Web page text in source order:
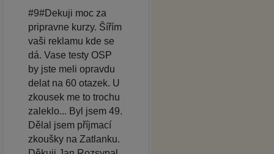
#9#Dekuji moc za
pripravne kurzy. Šířím
vaši reklamu kde se
dá. Vase testy OSP
by jste meli opravdu
delat na 60 otazek. U
zkousek me to trochu
zaleklo... Byl jsem 49.
Dělal jsem příjmací
zkoušky na Zatlanku.